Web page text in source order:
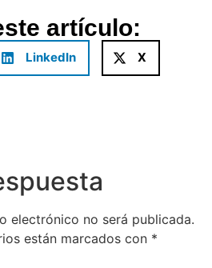
artículo:
LinkedIn X
electrónico no será publicada.
están marcados con *